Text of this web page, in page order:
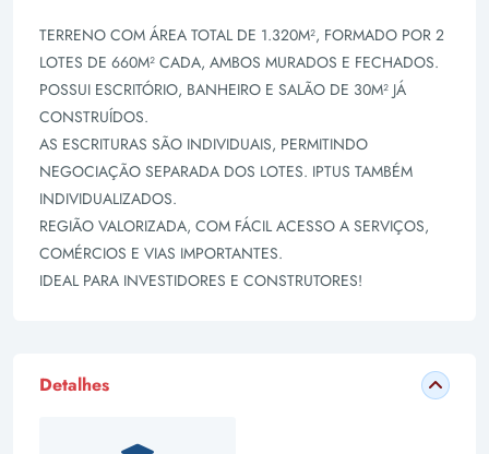
TERRENO COM ÁREA TOTAL DE 1.320M², FORMADO POR 2
LOTES DE 660M² CADA, AMBOS MURADOS E FECHADOS.
POSSUI ESCRITÓRIO, BANHEIRO E SALÃO DE 30M² JÁ
CONSTRUÍDOS.
AS ESCRITURAS SÃO INDIVIDUAIS, PERMITINDO
NEGOCIAÇÃO SEPARADA DOS LOTES. IPTUS TAMBÉM
INDIVIDUALIZADOS.
REGIÃO VALORIZADA, COM FÁCIL ACESSO A SERVIÇOS,
COMÉRCIOS E VIAS IMPORTANTES.
IDEAL PARA INVESTIDORES E CONSTRUTORES!
Detalhes